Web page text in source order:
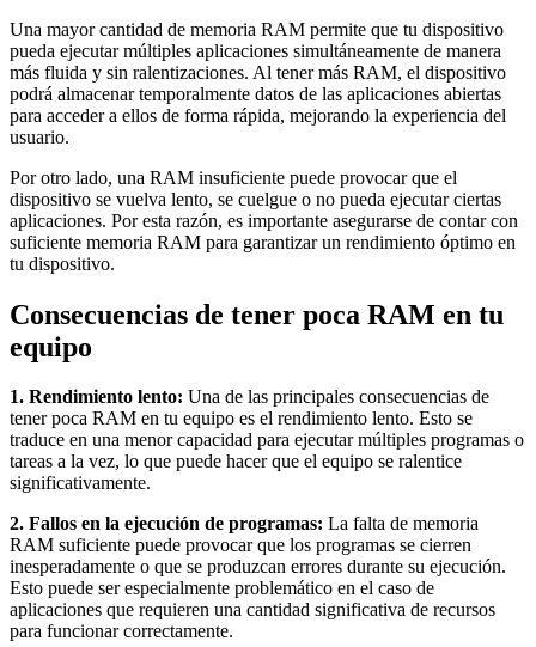
Una mayor cantidad de memoria RAM permite que tu dispositivo
pueda ejecutar múltiples aplicaciones simultáneamente de manera
más fluida y sin ralentizaciones. Al tener más RAM, el dispositivo
podrá almacenar temporalmente datos de las aplicaciones abiertas
para acceder a ellos de forma rápida, mejorando la experiencia del
usuario.
Por otro lado, una RAM insuficiente puede provocar que el
dispositivo se vuelva lento, se cuelgue o no pueda ejecutar ciertas
aplicaciones. Por esta razón, es importante asegurarse de contar con
suficiente memoria RAM para garantizar un rendimiento óptimo en
tu dispositivo.
Consecuencias de tener poca RAM en tu
equipo
1. Rendimiento lento: Una de las principales consecuencias de
tener poca RAM en tu equipo es el rendimiento lento. Esto se
traduce en una menor capacidad para ejecutar múltiples programas o
tareas a la vez, lo que puede hacer que el equipo se ralentice
significativamente.
2. Fallos en la ejecución de programas: La falta de memoria
RAM suficiente puede provocar que los programas se cierren
inesperadamente o que se produzcan errores durante su ejecución.
Esto puede ser especialmente problemático en el caso de
aplicaciones que requieren una cantidad significativa de recursos
para funcionar correctamente.